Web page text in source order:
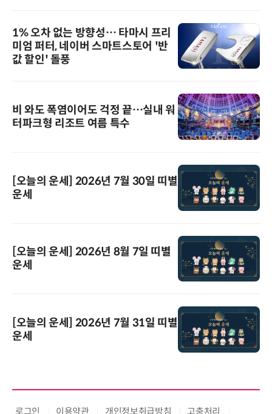
1% 오차 없는 방향성… 타마시 프리
미엄 퍼터, 네이버 스마트스토어 '반
값 할인' 돌풍
비 와도 폭염이어도 걱정 끝…실내 워
터파크형 리조트 여름 특수
[오늘의 운세] 2026년 7월 30일 띠별
운세
[오늘의 운세] 2026년 8월 7일 띠별
운세
[오늘의 운세] 2026년 7월 31일 띠별
운세
로그인 이용약관 개인정보취급방침 고충처리